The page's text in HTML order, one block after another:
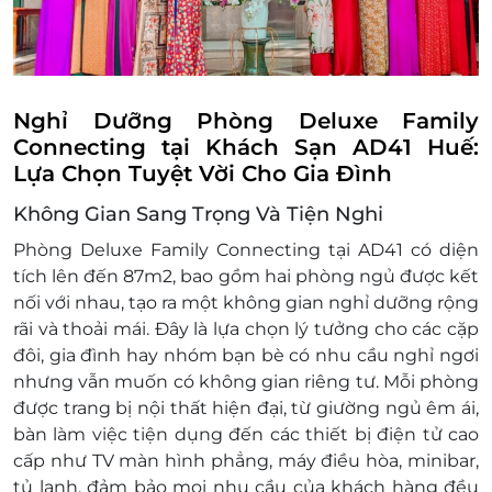
Không áp dụng đồng thời với chương trình
khuyến mại khác.
Nghỉ Dưỡng Phòng Deluxe Family
Connecting tại Khách Sạn AD41 Huế:
Lựa Chọn Tuyệt Vời Cho Gia Đình
Không Gian Sang Trọng Và Tiện Nghi
Phòng Deluxe Family Connecting tại AD41 có diện
tích lên đến 87m2, bao gồm hai phòng ngủ được kết
nối với nhau, tạo ra một không gian nghỉ dưỡng rộng
rãi và thoải mái. Đây là lựa chọn lý tưởng cho các cặp
đôi, gia đình hay nhóm bạn bè có nhu cầu nghỉ ngơi
nhưng vẫn muốn có không gian riêng tư. Mỗi phòng
được trang bị nội thất hiện đại, từ giường ngủ êm ái,
bàn làm việc tiện dụng đến các thiết bị điện tử cao
cấp như TV màn hình phẳng, máy điều hòa, minibar,
tủ lạnh, đảm bảo mọi nhu cầu của khách hàng đều